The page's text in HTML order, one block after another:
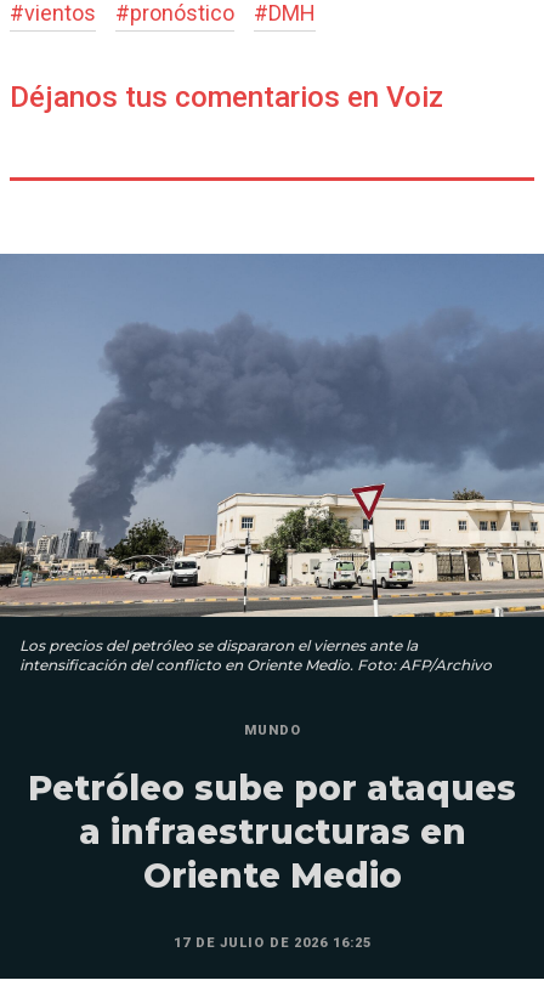
#vientos #pronóstico #DMH
Déjanos tus comentarios en Voiz
Los precios del petróleo se dispararon el viernes ante la
intensificación del conflicto en Oriente Medio. Foto: AFP/Archivo
MUNDO
Petróleo sube por ataques
a infraestructuras en
Oriente Medio
17 DE JULIO DE 2026 16:25